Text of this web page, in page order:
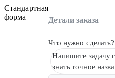
Стандартная
форма
Детали заказа
Что нужно сделать?
Напишите задачу
знать точное